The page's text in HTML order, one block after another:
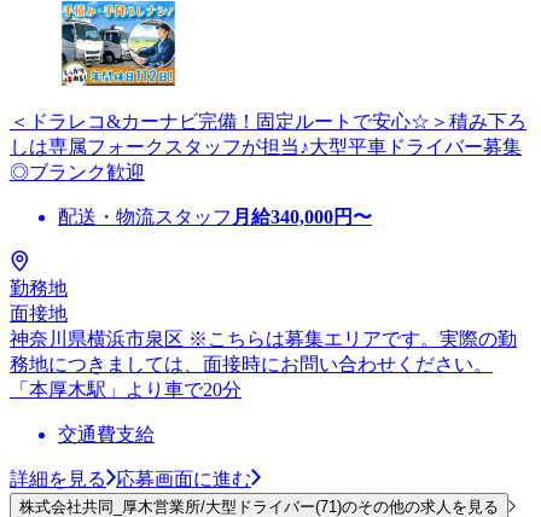
＜ドラレコ&カーナビ完備！固定ルートで安心☆＞積み下ろ
しは専属フォークスタッフが担当♪大型平車ドライバー募集
◎ブランク歓迎
配送・物流スタッフ 月給340,000円〜
勤務地
面接地
神奈川県横浜市泉区 ※こちらは募集エリアです。実際の勤
務地につきましては、面接時にお問い合わせください。
「本厚木駅」より車で20分
交通費支給
詳細を見る 応募画面に進む
株式会社共同_厚木営業所/大型ドライバー(71)のその他の求人を見る